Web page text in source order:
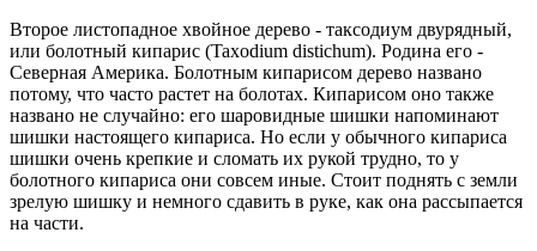
Второе листопадное хвойное дерево - таксодиум двурядный,
или болотный кипарис (Taxodium distichum). Родина его -
Северная Америка. Болотным кипарисом дерево названо
потому, что часто растет на болотах. Кипарисом оно также
названо не случайно: его шаровидные шишки напоминают
шишки настоящего кипариса. Но если у обычного кипариса
шишки очень крепкие и сломать их рукой трудно, то у
болотного кипариса они совсем иные. Стоит поднять с земли
зрелую шишку и немного сдавить в руке, как она рассыпается
на части.